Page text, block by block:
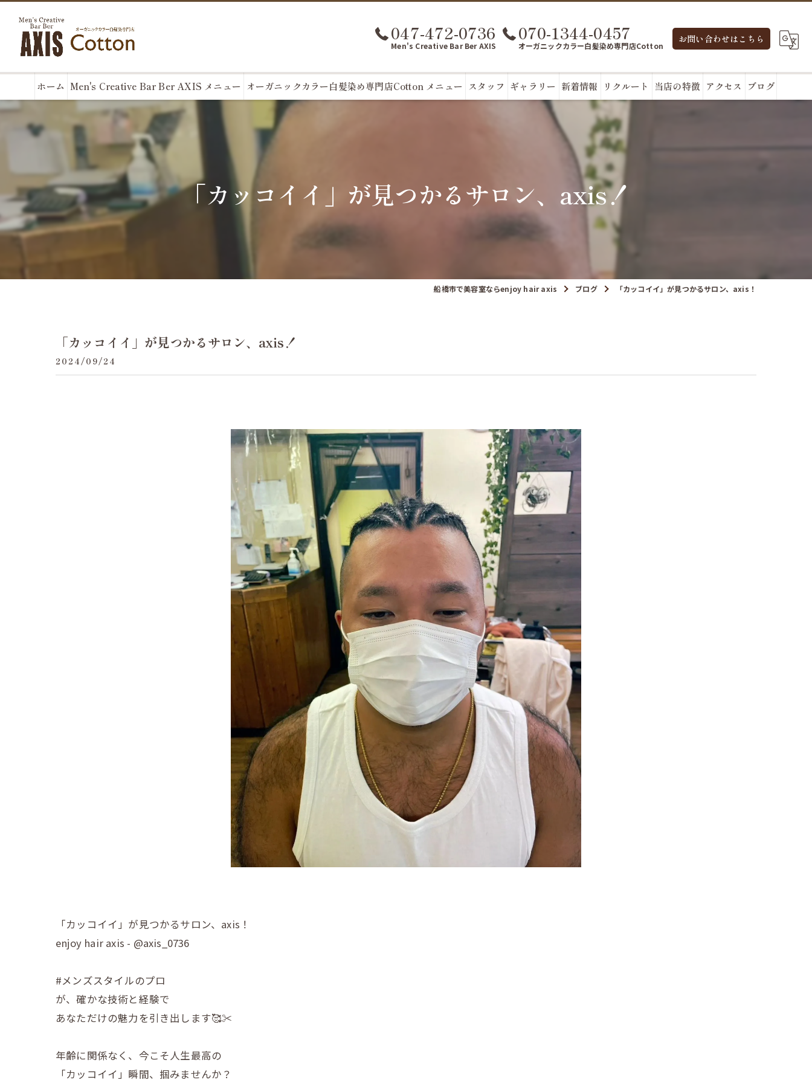
047-472-0736
Men's Creative Bar Ber AXIS
070-1344-0457
オーガニックカラー白髪染め専門店Cotton
お問い合わせはこちら
ホーム Men's Creative Bar Ber AXIS メニュー オーガニックカラー白髪染め専門店Cotton メニュー スタッフ ギャラリー 新着情報 リクルート 当店の特徴 アクセス ブログ
「カッコイイ」が見つかるサロン、axis！
船橋市で美容室ならenjoy hair axis ブログ 「カッコイイ」が見つかるサロン、axis！
「カッコイイ」が見つかるサロン、axis！
2024/09/24
「カッコイイ」が見つかるサロン、axis！
enjoy hair axis - @axis_0736
#メンズスタイルのプロ
が、確かな技術と経験で
あなただけの魅力を引き出します🥰✂️
年齢に関係なく、今こそ人生最高の
「カッコイイ」瞬間、掴みませんか？